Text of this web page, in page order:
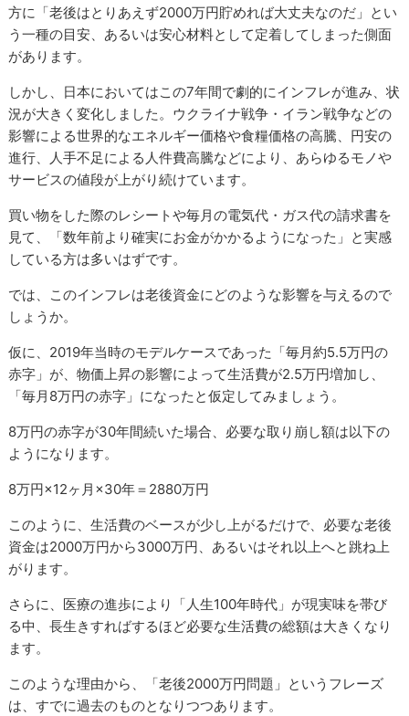
方に「老後はとりあえず2000万円貯めれば大丈夫なのだ」とい
う一種の目安、あるいは安心材料として定着してしまった側面
があります。
しかし、日本においてはこの7年間で劇的にインフレが進み、状
況が大きく変化しました。ウクライナ戦争・イラン戦争などの
影響による世界的なエネルギー価格や食糧価格の高騰、円安の
進行、人手不足による人件費高騰などにより、あらゆるモノや
サービスの値段が上がり続けています。
買い物をした際のレシートや毎月の電気代・ガス代の請求書を
見て、「数年前より確実にお金がかかるようになった」と実感
している方は多いはずです。
では、このインフレは老後資金にどのような影響を与えるので
しょうか。
仮に、2019年当時のモデルケースであった「毎月約5.5万円の
赤字」が、物価上昇の影響によって生活費が2.5万円増加し、
「毎月8万円の赤字」になったと仮定してみましょう。
8万円の赤字が30年間続いた場合、必要な取り崩し額は以下の
ようになります。
8万円×12ヶ月×30年＝2880万円
このように、生活費のベースが少し上がるだけで、必要な老後
資金は2000万円から3000万円、あるいはそれ以上へと跳ね上
がります。
さらに、医療の進歩により「人生100年時代」が現実味を帯び
る中、長生きすればするほど必要な生活費の総額は大きくなり
ます。
このような理由から、「老後2000万円問題」というフレーズ
は、すでに過去のものとなりつつあります。